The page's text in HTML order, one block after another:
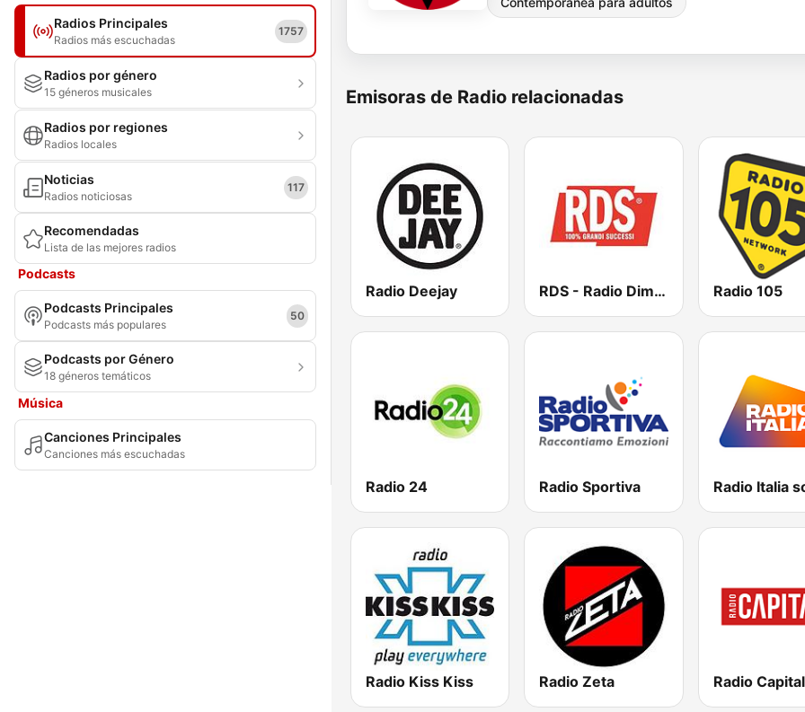
Radios Principales
Radios más escuchadas
1757
Radios por género
15 géneros musicales
Radios por regiones
Radios locales
Noticias
Radios noticiosas
117
Recomendadas
Lista de las mejores radios
Podcasts
Podcasts Principales
Podcasts más populares
50
Podcasts por Género
18 géneros temáticos
Música
Canciones Principales
Canciones más escuchadas
Emisoras de Radio relacionadas
Radio Deejay RDS - Radio Dimensione Suono Radio 105
Radio 24 Radio Sportiva
Radio Kiss Kiss Radio Zeta Radio Capital